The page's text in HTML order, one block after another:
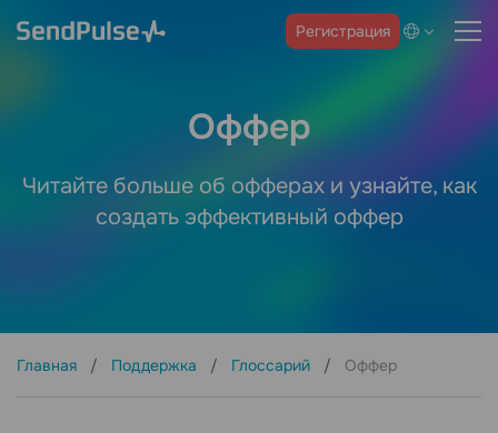
Регистрация
Оффер
Читайте больше об офферах и узнайте, как
создать эффективный оффер
Главная Поддержка Глоссарий Оффер